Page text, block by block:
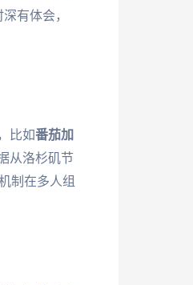
有体会，
比如番茄加
从洛杉矶节
制在多人组